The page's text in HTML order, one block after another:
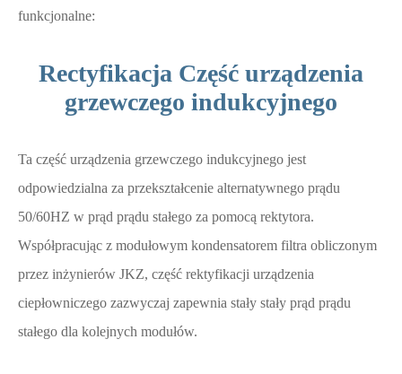
funkcjonalne:
Rectyfikacja Część urządzenia
grzewczego indukcyjnego
Ta część urządzenia grzewczego indukcyjnego jest
odpowiedzialna za przekształcenie alternatywnego prądu
50/60HZ w prąd prądu stałego za pomocą rektytora.
Współpracując z modułowym kondensatorem filtra obliczonym
przez inżynierów JKZ, część rektyfikacji urządzenia
ciepłowniczego zazwyczaj zapewnia stały stały prąd prądu
stałego dla kolejnych modułów.